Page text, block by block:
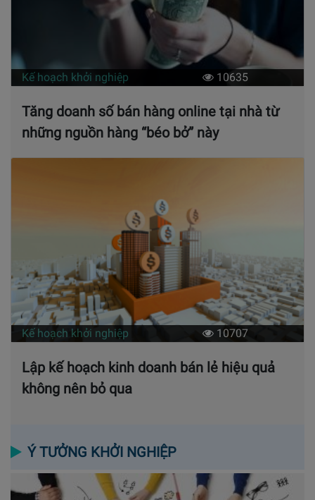
Kế hoạch khởi nghiệp 10635
Tăng doanh số bán hàng online tại nhà từ
những nguồn hàng “béo bở” này
Kế hoạch khởi nghiệp 10707
Lập kế hoạch kinh doanh bán lẻ hiệu quả
không nên bỏ qua
Ý TƯỞNG KHỞI NGHIỆP